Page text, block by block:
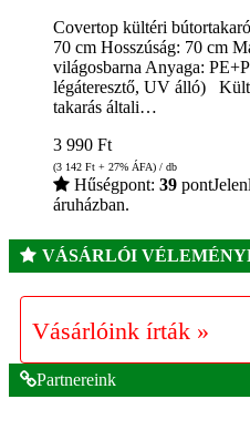
Covertop kültéri
70 cm Hosszúság: 70 cm
világosbarna Anyaga:
légáteresztő, UV álló)
takarás általi…
3 990 Ft
(3 142 Ft + 27% ÁFA) / db
Hűségpont: 39 pont
áruházban.
VÁSÁRLÓI
Vásárlóink írták »
Partnereink